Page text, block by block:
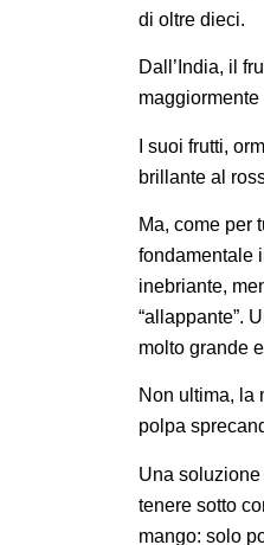
di oltre dieci.
Dall’India, il
I suoi frutti,
brillante al
Ma, come per
fondamentale
inebriante,
“allappante”.
molto grande
Non ultima, la
polpa
Una
tenere sotto
mango: solo